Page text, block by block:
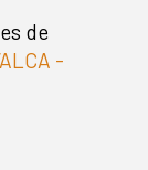
de
-